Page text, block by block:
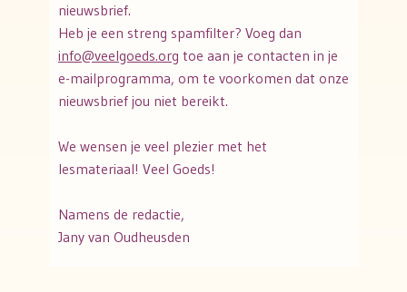
nieuwsbrief.
Heb je een streng spamfilter? Voeg dan
info@veelgoeds.org toe aan je contacten in je
e-mailprogramma, om te voorkomen dat onze
nieuwsbrief jou niet bereikt.
We wensen je veel plezier met het
lesmateriaal! Veel Goeds!
Namens de redactie,
Jany van Oudheusden